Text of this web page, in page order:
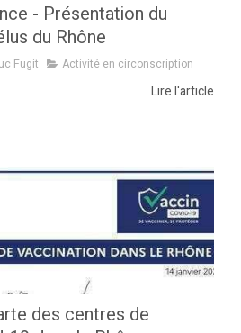
- Présentation du
du Rhône
Fugit Activité en circonscription
Lire l'article
des centres de